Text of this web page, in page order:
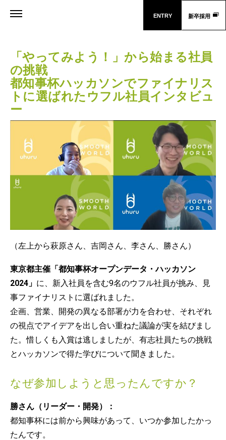
新卒採用
ENTRY
「やってみよう！」から始まる社員
の挑戦
都知事杯ハッカソンでファイナリス
トに選ばれたウフル社員インタビュ
ー
（左上から萩原さん、吉岡さん、李さん、勝さん）
東京都主催「都知事杯オープンデータ・ハッカソン
2024」 に、新入社員を含む9名のウフル社員が挑み、見
事ファイナリストに選ばれました。
企画、営業、開発の異なる部署が力を合わせ、それぞれ
の視点でアイデアを出し合い重ねた議論が実を結びまし
た。惜しくも入賞は逃しましたが、有志社員たちの挑戦
とハッカソンで得た学びについて聞きました。
なぜ参加しようと思ったんですか？
勝さん（リーダー・開発）：
都知事杯には前から興味があって、いつか参加したかっ
たんです。